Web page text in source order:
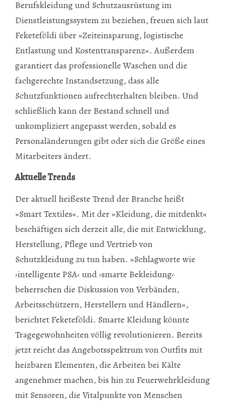
Berufskleidung und Schutzausrüstung im
Dienstleistungssystem zu beziehen, freuen sich laut
Feketeföldi über »Zeiteinsparung, logistische
Entlastung und Kostentransparenz«. Außerdem
garantiert das professionelle Waschen und die
fachgerechte Instandsetzung, dass alle
Schutzfunktionen aufrechterhalten bleiben. Und
schließlich kann der Bestand schnell und
unkompliziert angepasst werden, sobald es
Personaländerungen gibt oder sich die Größe eines
Mitarbeiters ändert.
Aktuelle Trends
Der aktuell heißeste Trend der Branche heißt
»Smart Textiles«. Mit der »Kleidung, die mitdenkt«
beschäftigen sich derzeit alle, die mit Entwicklung,
Herstellung, Pflege und Vertrieb von
Schutzkleidung zu tun haben. »Schlagworte wie
›intelligente PSA‹ und ›smarte Bekleidung‹
beherrschen die Diskussion von Verbänden,
Arbeitsschützern, Herstellern und Händlern«,
berichtet Feketeföldi. Smarte Kleidung könnte
Tragegewohnheiten völlig revolutionieren. Bereits
jetzt reicht das Angebotsspektrum von Outfits mit
heizbaren Elementen, die Arbeiten bei Kälte
angenehmer machen, bis hin zu Feuerwehrkleidung
mit Sensoren, die Vitalpunkte von Menschen